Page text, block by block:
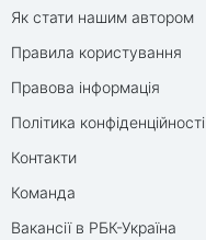
Як стати нашим автором
Правила користування
Правова інформація
Політика конфіденційності
Контакти
Команда
Вакансії в РБК-Україна